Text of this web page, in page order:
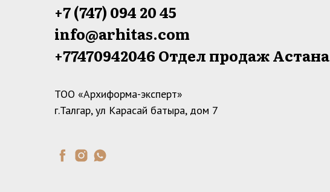
+7 (747) 094 20 45
info@arhitas.com
+77470942046‬ Отдел продаж Астана
ТОО «Архиформа-эксперт»
г.Талгар, ул Карасай батыра, дом 7